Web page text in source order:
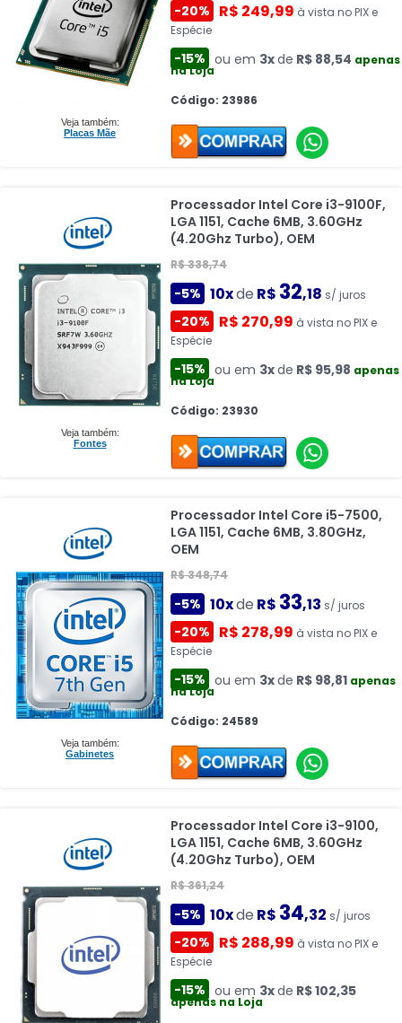
Veja também:
Placas Mãe
-20% R$ 249,99 à vista no PIX e
Espécie
-15% ou em 3xde R$ 88,54 apenas
na Loja
Código: 23986
Veja também:
Fontes
Processador Intel Core i3-9100F,
LGA 1151, Cache 6MB, 3.60GHz
(4.20Ghz Turbo), OEM
R$ 338,74
-5% 10xde R$ 32,18 s/ juros
-20% R$ 270,99 à vista no PIX e
Espécie
-15% ou em 3xde R$ 95,98 apenas
na Loja
Código: 23930
Veja também:
Gabinetes
Processador Intel Core i5-7500,
LGA 1151, Cache 6MB, 3.80GHz,
OEM
R$ 348,74
-5% 10xde R$ 33,13 s/ juros
-20% R$ 278,99 à vista no PIX e
Espécie
-15% ou em 3xde R$ 98,81 apenas
na Loja
Código: 24589
Processador Intel Core i3-9100,
LGA 1151, Cache 6MB, 3.60GHz
(4.20Ghz Turbo), OEM
R$ 361,24
-5% 10xde R$ 34,32 s/ juros
-20% R$ 288,99 à vista no PIX e
Espécie
-15% ou em 3xde R$ 102,35
apenas na Loja